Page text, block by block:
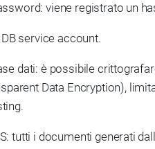
viene registrato un
service account.
dati: è possibile
Data Encryption),
tutti i documenti generati